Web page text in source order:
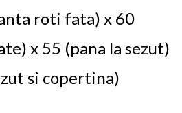
roti fata) x 60
x 55 (pana la sezut)
si copertina)